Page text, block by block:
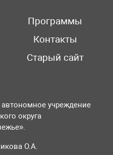
Программы
Контакты
Старый сайт
учреждение
округа
О.А.